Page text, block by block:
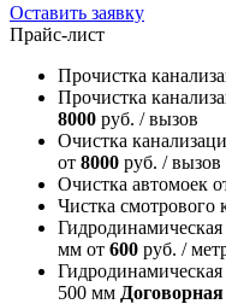
Оставить заявку
Прайс-лист
Прочистка
Прочистка
8000 руб. / вызов
Очистка
от 8000 руб. / вызов
Очистка автомоек
Чистка смотрового
мм от 600 руб. /
500 мм Договорная